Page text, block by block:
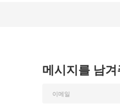
메시지를 남